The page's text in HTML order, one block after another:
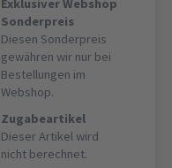
Exklusiver Webshop
Sonderpreis
Diesen Sonderpreis
gewähren wir nur bei
Bestellungen im
Webshop.
Zugabeartikel
Dieser Artikel wird
nicht berechnet.